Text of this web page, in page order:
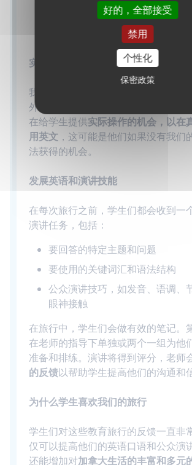
多伦多市政厅- 探索城市象征和
实践学习经验
我们在多伦多的教育旅行不只是观光
外，学生们都可以享受由官方代表带领
在给学生提供实际操作的机会，以在
用英文 ，这可能是他们如果没有我们
法获得的机会。
发展英语和演讲技能
在每次旅行之前，学生们都会收到一
演讲任务，包括：
要回答的特定主题和问题
要使用的关键词汇和语法结构
公众演讲技巧，如发音、语调、
眼神接触
在旅行中，学生们会做有效的笔记。
在老师的指导下单独或两个一组为他
准备和排练。演讲将得到评分，老师
的反馈以帮助学生提高他们的沟通和
为什么学生喜欢我们的旅行
学生们对这些教育旅行的反馈一直非
仅可以提高他们的英语口语和公众演
还能增加对加拿大生活的丰富和多元
好的，全部接受
禁用
个性化
保密政策